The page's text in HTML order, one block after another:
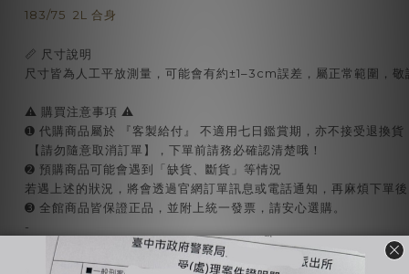
183/75 2L 合身
📏 尺寸說明
尺寸皆為人工平放測量，可能會有約±1–3cm誤差，屬正常範圍，敬
⚠️ 購買注意事項 ⚠️
➊ 代購商品屬於 『客製給付』 不適用七日鑑賞期，亦不接受退換貨
【請勿隨意取消訂單】，下單前請務必確認清楚哦！
➋ 預購商品可能會遇到「缺貨、斷貨」等情況
若遇上述的狀況，將會透過官網訂單訊息或電話通知，再麻煩下單
➌ 全館商品皆保證正品，並附上統一發票，請安心選購。
-
🔺國定假日統一不出貨、不回覆訊息（上班日會依序回覆）
🔺全賣場【現貨】1-3工作天出貨，【預購or代購】依賣場備註工作